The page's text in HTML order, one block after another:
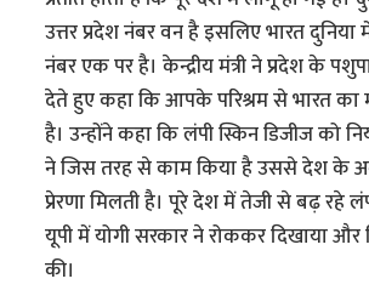
उत्तर प्रदेश नंबर वन है इसलिए भारत दुनिया
नंबर एक पर है। केन्द्रीय मंत्री ने प्रदेश के
देते हुए कहा कि आपके परिश्रम से भारत का
है। उन्होंने कहा कि लंपी स्किन डिजीज को
ने जिस तरह से काम किया है उससे देश के
प्रेरणा मिलती है। पूरे देश में तेजी से बढ़ रहे
यूपी में योगी सरकार ने रोककर दिखाया
की।